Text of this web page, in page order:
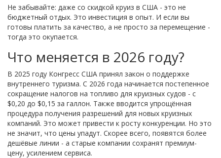
Не забывайте: даже со скидкой круиз в США - это не
бюджетный отдых. Это инвестиция в опыт. И если вы
готовы платить за качество, а не просто за перемещение -
тогда это окупается.
Что меняется в 2026 году?
В 2025 году Конгресс США принял закон о поддержке
внутреннего туризма. С 2026 года начинается постепенное
сокращение налогов на топливо для круизных судов - с
$0,20 до $0,15 за галлон. Также вводится упрощённая
процедура получения разрешений для новых круизных
компаний. Это может привести к росту конкуренции. Но это
не значит, что цены упадут. Скорее всего, появятся более
дешёвые линии - а старые компании сохранят премиум-
цену, усилением сервиса.